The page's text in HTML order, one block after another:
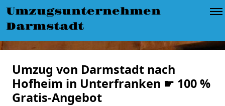
Umzugsunternehmen
Darmstadt
Umzug von Darmstadt nach
Hofheim in Unterfranken ☛ 100 %
Gratis-Angebot